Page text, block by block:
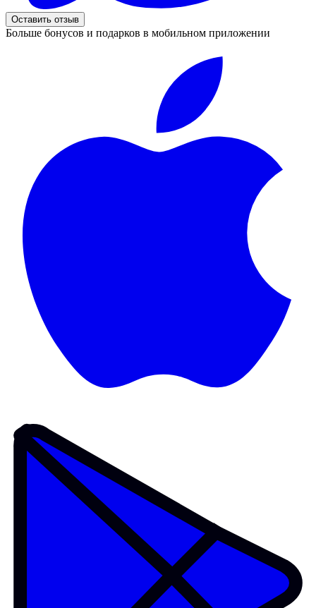
Оставить отзыв
Больше бонусов и подарков в мобильном приложении